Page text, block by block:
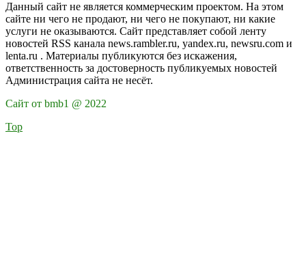
Данный сайт не является коммерческим проектом. На этом
сайте ни чего не продают, ни чего не покупают, ни какие
услуги не оказываются. Сайт представляет собой ленту
новостей RSS канала news.rambler.ru, yandex.ru, newsru.com и
lenta.ru . Материалы публикуются без искажения,
ответственность за достоверность публикуемых новостей
Администрация сайта не несёт.
Сайт от bmb1 @ 2022
Top